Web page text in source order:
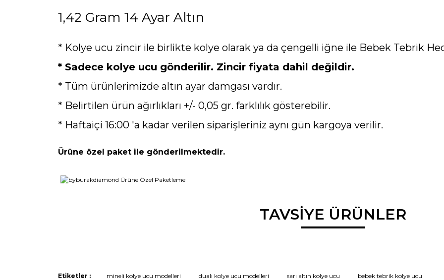
1,42 Gram 14 Ayar Altın
* Kolye ucu zincir ile birlikte kolye olarak ya da çengelli iğne ile Bebek Tebrik
* Sadece kolye ucu gönderilir. Zincir fiyata dahil değildir.
* Tüm ürünlerimizde altın ayar damgası vardır.
* Belirtilen ürün ağırlıkları +/- 0,05 gr. farklılık gösterebilir.
* Haftaiçi 16:00 'a kadar verilen siparişleriniz aynı gün kargoya verilir.
Ürüne özel paket ile gönderilmektedir.
Bu ürüne ilk yorumu siz yapın!
Bu ürünün fiyat bilgisi, resim, ürün açıklamalarında ve diğer konularda yetersiz gördüğünüz noktaları öneri formunu
TAVSİYE ÜRÜNLER
Etiketler : mineli kolye ucu modelleri dualı kolye ucu modelleri sarı altın kolye ucu bebek tebrik kolye ucu